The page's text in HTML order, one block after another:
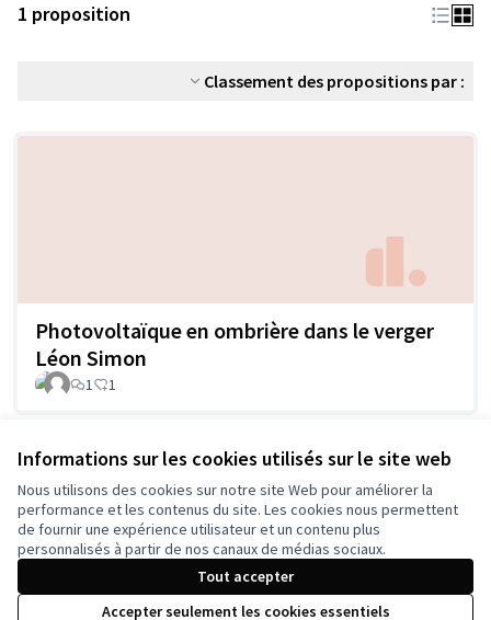
Informations sur les cookies utilisés sur le site web
Nous utilisons des cookies sur notre site Web pour améliorer la
performance et les contenus du site. Les cookies nous permettent
de fournir une expérience utilisateur et un contenu plus
personnalisés à partir de nos canaux de médias sociaux.
Tout accepter
Accepter seulement les cookies essentiels
1 proposition
Classement des propositions par :
Photovoltaïque en ombrière dans le verger
Léon Simon
1 1
Voir toutes les propositions retirées
Conditions d'utilisation